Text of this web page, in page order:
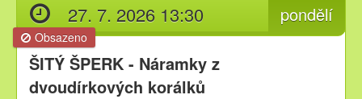
pondělí
27. 7. 2026 13:30
Obsazeno
ŠITÝ ŠPERK - Náramky z
dvoudírkových korálků